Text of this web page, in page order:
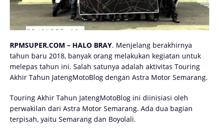
RPMSUPER.COM – HALO BRAY. Menjelang berakhirnya
tahun baru 2018, banyak orang melakukan kegiatan untuk
melepas tahun ini. Salah satunya adalah aktivitas Touring
Akhir Tahun JatengMotoBlog dengan Astra Motor Semarang.
Touring Akhir Tahun JatengMotoBlog ini diinisiasi oleh
perwakilan dari Astra Motor Semarang. Ada dua bagian
terpisah, yaitu Semarang dan Boyolali.